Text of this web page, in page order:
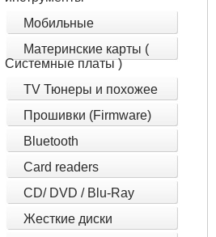
Мобильные
Материнские карты (
Системные платы )
TV Тюнеры и похожее
Прошивки (Firmware)
Bluetooth
Card readers
CD/ DVD / Blu-Ray
Жесткие диски